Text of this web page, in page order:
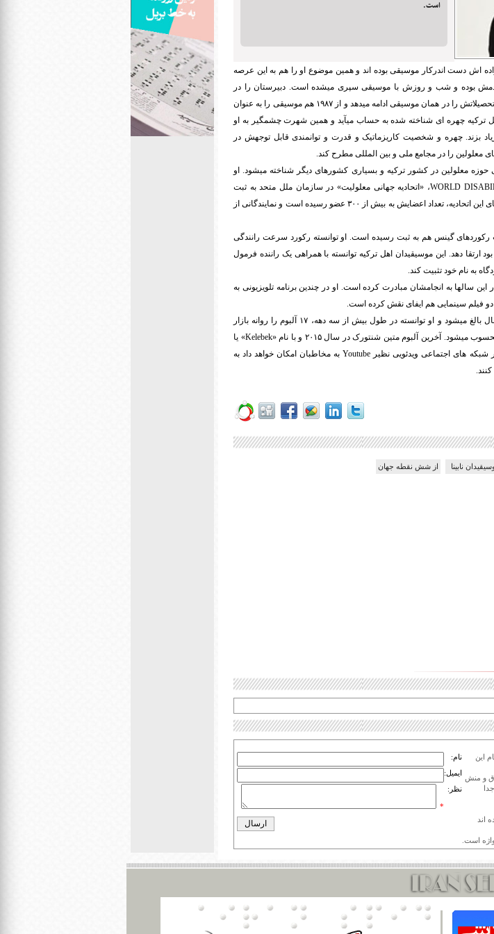
است.
اش دست اندرکار موسیقی بوده اند و همین موضوع او را هم به این عرصه
بوده و شب و روزش با موسیقی سپری میشده است. دبیرستان را در
مدرسه مخصوص نابینایان در استانبول به پایان میرساند و تحصیلاتش را در همان موسیقی ادامه میدهد و از ۱۹۸۷ هم موسیقی را به عنوان
ترکیه چهره ای شناخته شده به حساب میآید و همین شهرت چشمگیر به او
بزند. چهره و شخصیت کاریزماتیک و قدرت و توانمندی قابل توجهش در
معلولین را در مجامع ملی و بین المللی مطرح کند.
معلولین در کشور ترکیه و بسیاری کشورهای دیگر شناخته میشود. او
WORLD، «اتحادیه جهانی معلولیت» در سازمان ملل متحد به ثبت
برساند. حالا و پس از گذشت هشت سال از شروع فعالیتهای این اتحادیه، تعداد اعضایش به بیش از ۳۰۰ عضو رسیده است و نمایندگانی از
رکوردهای گینس هم به ثبت رسیده است. او توانسته رکورد سرعت رانندگی
ارتقا دهد. این موسیقیدان اهل ترکیه توانسته با همراهی یک راننده فرمول
این سالها به انجامشان مبادرت کرده است. او در چندین برنامه تلویزیونی به
فیلم سینمایی هم ایفای نقش کرده است.
عمر فعالیت این خواننده پاپ در عرصه موسیقی به ۳۲ سال بالغ میشود و او توانسته در طول بیش از سه دهه، ۱۷ آلبوم را روانه بازار
آخرین آلبوم متین شنتورک در سال ۲۰۱۵ و با نام «
Kelebek» یا
شبکه های اجتماعی ویدئویی نظیر Youtubeبه مخاطبان امکان خواهد داد به
نابینا از شش نقطه جهان
این
و منش
اند
نام:
ایمیل:
نظر:
*